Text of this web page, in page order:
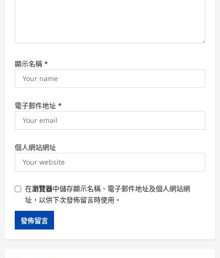
顯示名稱 *
電子郵件地址 *
個人網站網址
在瀏覽器中儲存顯示名稱、電子郵件地址及個人網站網
址，以供下次發佈留言時使用。